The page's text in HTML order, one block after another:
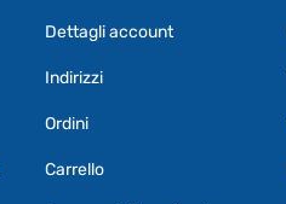
Dettagli account
Indirizzi
Ordini
Carrello